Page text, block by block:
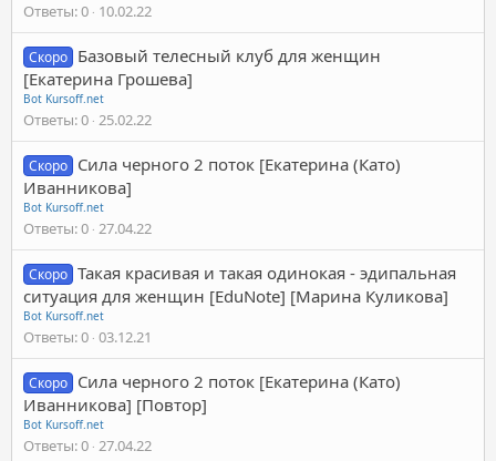
Ответы 0 10.02.22
Скоро Базовый телесный клуб для женщин
[Екатерина Грошева]
Bot Kursoff.net
Ответы 0 25.02.22
Скоро Сила черного 2 поток [Екатерина (Като)
Иванникова]
Bot Kursoff.net
Ответы 0 27.04.22
Скоро Такая красивая и такая одинокая - эдипальная
ситуация для женщин [EduNote] [Марина Куликова]
Bot Kursoff.net
Ответы 0 03.12.21
Скоро Сила черного 2 поток [Екатерина (Като)
Иванникова] [Повтор]
Bot Kursoff.net
Ответы 0 27.04.22